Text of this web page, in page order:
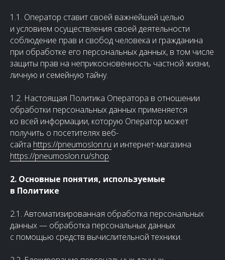
1.1. Оператор ставит своей важнейшей целью
и условием осуществления своей деятельности
соблюдение прав и свобод человека и гражданина
при обработке его персональных данных, в том числе
защиты прав на неприкосновенность частной жизни,
личную и семейную тайну.
1.2. Настоящая Политика Оператора в отношении
обработки персональных данных применяется
ко всей информации, которую Оператор может
получить о посетителях веб-
сайта https://pneumoslon.ru и интернет-магазина
https://pneumoslon.ru/shop.
2. Основные понятия, используемые
в Политике
2.1. Автоматизированная обработка персональных
данных — обработка персональных данных
с помощью средств вычислительной техники.